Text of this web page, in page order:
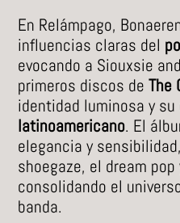
En Relámpago,
influencias claras del
evocando a Siouxsie
primeros discos deThe
identidad luminosa y
latinoamericano. El
elegancia y
shoegaze, el dream
consolidando el
banda.